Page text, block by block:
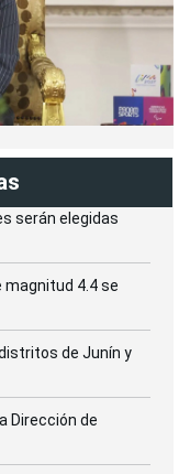
serán elegidas
magnitud 4.4 se
de Junín y
Dirección de